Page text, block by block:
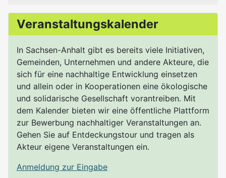
Veranstaltungskalender
In Sachsen-Anhalt gibt es bereits viele Initiativen,
Gemeinden, Unternehmen und andere Akteure, die
sich für eine nachhaltige Entwicklung einsetzen
und allein oder in Kooperationen eine ökologische
und solidarische Gesellschaft vorantreiben. Mit
dem Kalender bieten wir eine öffentliche Plattform
zur Bewerbung nachhaltiger Veranstaltungen an.
Gehen Sie auf Entdeckungstour und tragen als
Akteur eigene Veranstaltungen ein.
Anmeldung zur Eingabe